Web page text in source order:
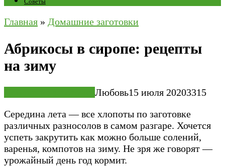
Главная » Домашние заготовки
Абрикосы в сиропе: рецепты
на зиму
Любовь15 июля 20203315
Середина лета — все хлопоты по заготовке
различных разносолов в самом разгаре. Хочется
успеть закрутить как можно больше солений,
варенья, компотов на зиму. Не зря же говорят —
урожайный день год кормит.